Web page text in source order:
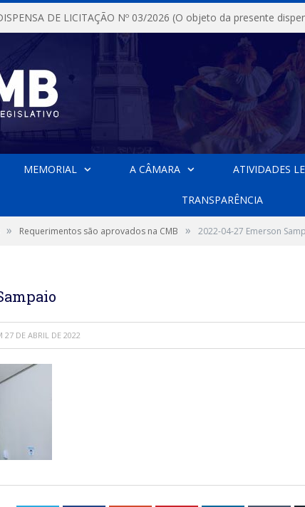
MEMORIAL A CÂMARA ATIVIDADES
TRANSPARÊNCIA
» Requerimentos são aprovados na CMB » 2022-04-27 Emerson
27 DE ABRIL DE 2022